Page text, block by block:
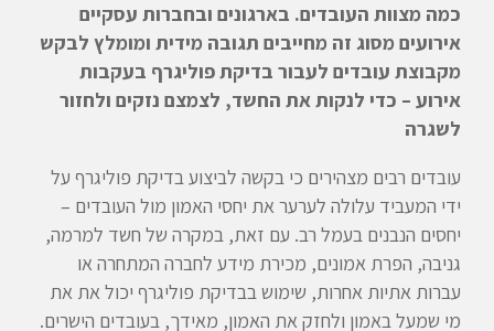
כמה מצוות העובדים. בארגונים ובחברות עסקיים
אירועים מסוג זה מחייבים תגובה מידית ומומלץ לבקש
מקבוצת עובדים לעבור בדיקת פוליגרף בעקבות
אירוע – כדי לנקות את החשד, לצמצם נזקים ולחזור
לשגרה
עובדים רבים מצהירים כי בקשה לביצוע בדיקת פוליגרף על
ידי המעביד עלולה לערער את יחסי האמון מול העובדים –
יחסים הנבנים בעמל רב. עם זאת, במקרה של חשד למרמה,
גניבה, הפרת אמונים, מכירת מידע לחברה המתחרה או
עברות אתיות אחרות, שימוש בבדיקת פוליגרף יכול את את
מי שמעל באמון ולחזק את האמון, מאידך, בעובדים הישרים.